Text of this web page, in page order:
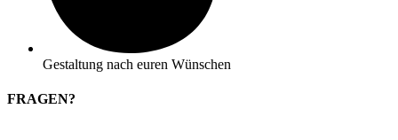
Gestaltung nach euren Wünschen
FRAGEN?